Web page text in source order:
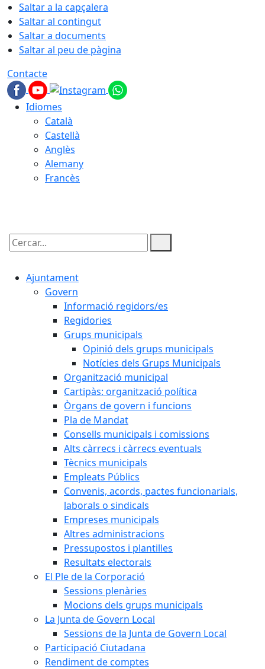
Saltar a la capçalera
Saltar al contingut
Saltar a documents
Saltar al peu de pàgina
Contacte
Idiomes
Català
Castellà
Anglès
Alemany
Francès
Cercar:
Ajuntament
Govern
Informació regidors/es
Regidories
Grups municipals
Opinió dels grups municipals
Notícies dels Grups Municipals
Organització municipal
Cartipàs: organització política
Òrgans de govern i funcions
Pla de Mandat
Consells municipals i comissions
Alts càrrecs i càrrecs eventuals
Tècnics municipals
Empleats Públics
Convenis, acords, pactes funcionarials,
laborals o sindicals
Empreses municipals
Altres administracions
Pressupostos i plantilles
Resultats electorals
El Ple de la Corporació
Sessions plenàries
Mocions dels grups municipals
La Junta de Govern Local
Sessions de la Junta de Govern Local
Participació Ciutadana
Rendiment de comptes